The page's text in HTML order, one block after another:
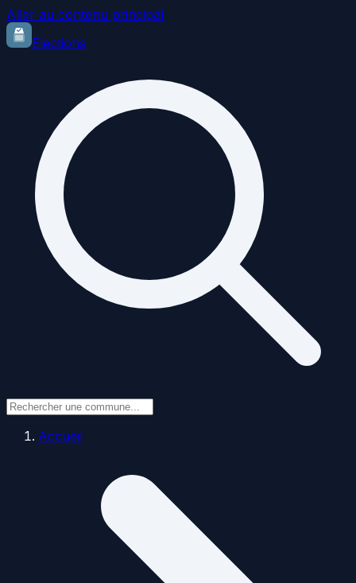
Aller au contenu principal
Elections
Accueil